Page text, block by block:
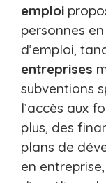
emploi
personnes
d’emploi,
entreprises
subventions
l’accès aux
plus, des
plans de
en